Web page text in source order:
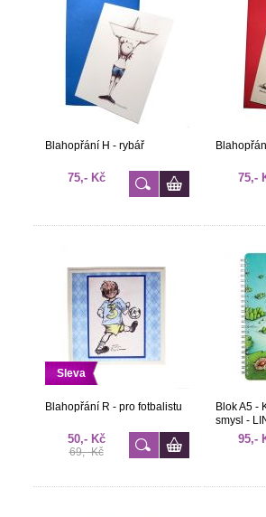
Blahopřání H - rybář
75,- Kč 75,-
Sleva
Blahopřání R - pro fotbalistu
50,- Kč
69,- Kč
Blok A5 -
smysl -
95,-